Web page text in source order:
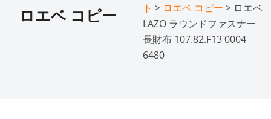
ロエベ コピー
ト > ロエベ コピー > ロエベ
LAZO ラウンドファスナー
長財布 107.82.F13 0004
6480